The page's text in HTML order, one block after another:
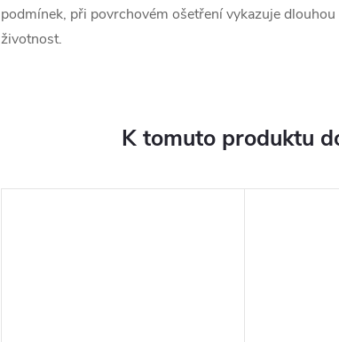
podmínek, při povrchovém ošetření vykazuje dlouhou
životnost.
K tomuto produktu